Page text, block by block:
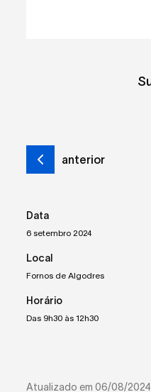
anterior
Data
6 setembro 2024
Local
Fornos de Algodres
Horário
Das 9h30 às 12h30
Atualizado em 06/08/2024